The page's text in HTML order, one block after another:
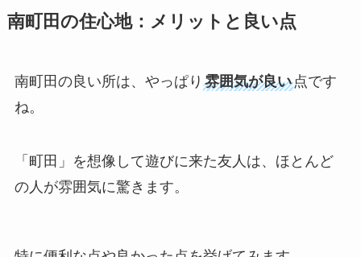
南町田の住心地：メリットと良い点
南町田の良い所は、やっぱり 雰囲気が良い点です
ね。
「町田」を想像して遊びに来た友人は、ほとんど
の人が雰囲気に驚きます。